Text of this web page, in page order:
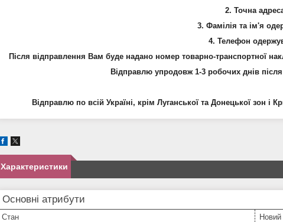
2. Точна
3. Фамілія та ім'я
4. Телефон
Після відправлення Вам буде надано номер товарно-транспортної
Відправлю упродовж 1-3 робочих днів
Відправлю по всій Україні, крім Луганської та Донецької зон і
Характеристики
Основні атрибути
Стан
Новий